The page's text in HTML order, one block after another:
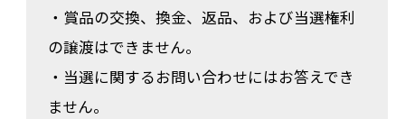
・賞品の交換、換金、返品、および当選権利
の譲渡はできません。
・当選に関するお問い合わせにはお答えでき
ません。